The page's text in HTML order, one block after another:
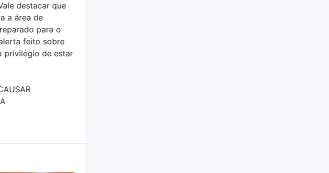
destacar que
a área de
para o
feito sobre
privilégio de estar